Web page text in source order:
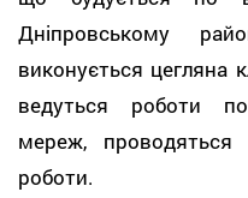
Дніпровському
виконується цегляна
ведуться роботи
мереж, проводяться
роботи.